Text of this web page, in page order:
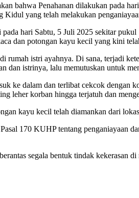
bahwa Penahanan dilakukan pada
yang telah melakukan
hari Sabtu, 5 Juli 2025 sekitar
dan potongan kayu kecil yang kini
rumah istri ayahnya. Di sana, terjadi
dan istrinya, lalu memutuskan untuk
ke dalam dan terlibat cekcok dengan
leher korban hingga terjatuh dan
kayu kecil telah diamankan dari
170 KUHP tentang penganiayaan
segala bentuk tindak kekerasan